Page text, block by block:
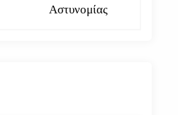
Αστυνομίας